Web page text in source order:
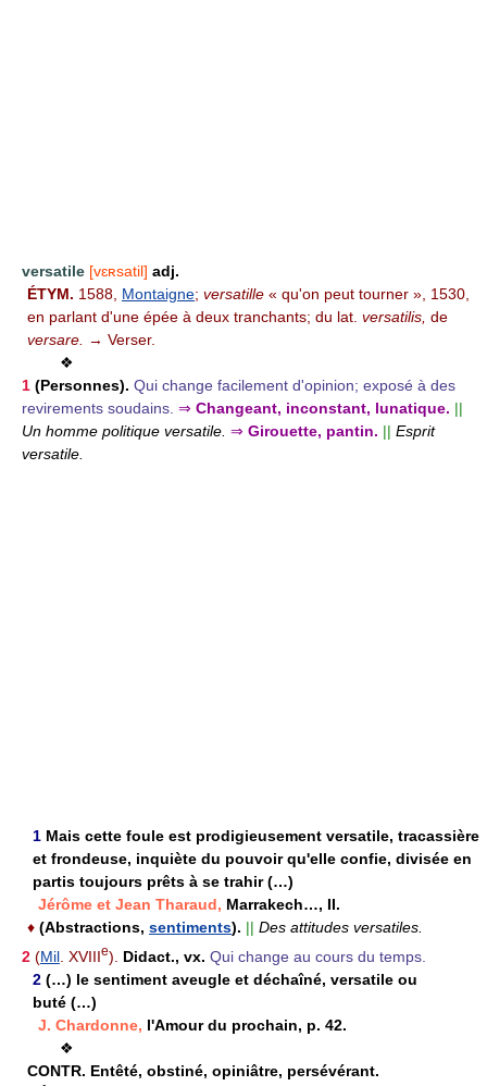
versatile [vɛʀsatil] adj.
ÉTYM. 1588, Montaigne; versatille « qu'on peut tourner », 1530,
en parlant d'une épée à deux tranchants; du lat. versatilis, de
versare.
→ Verser.
❖
1 (Personnes). Qui change facilement d'opinion; exposé à des
revirements soudains. ⇒ Changeant, inconstant, lunatique. ||
Un homme politique versatile. ⇒ Girouette, pantin. || Esprit
versatile.
1 Mais cette foule est prodigieusement versatile, tracassière
et frondeuse, inquiète du pouvoir qu'elle confie, divisée en
partis toujours prêts à se trahir (…)
Jérôme et Jean Tharaud, Marrakech…, II.
♦ (Abstractions, sentiments). || Des attitudes versatiles.
2 (Mil . XVIIIe). Didact., vx. Qui change au cours du temps.
2 (…) le sentiment aveugle et déchaîné, versatile ou
buté (…)
J. Chardonne, l'Amour du prochain, p. 42.
❖
CONTR. Entêté, obstiné, opiniâtre, persévérant.